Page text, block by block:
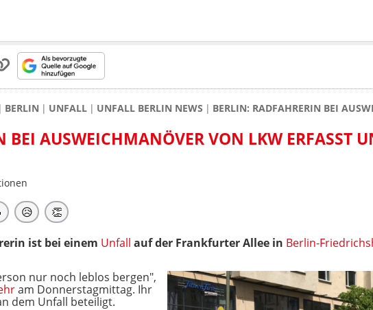
BERLIN UNFALL UNFALL BERLIN NEWS BERLIN: RADFAHRERIN BEI
BEI AUSWEICHMANÖVER VON LKW ERFASST
😥 👏
ist bei einem Unfall auf der Frankfurter Allee in Berlin-
nur noch leblos bergen",
am Donnerstagmittag. Ihr
dem Unfall beteiligt.